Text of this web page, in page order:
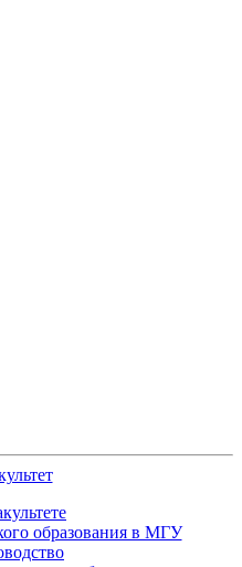
образования в МГУ